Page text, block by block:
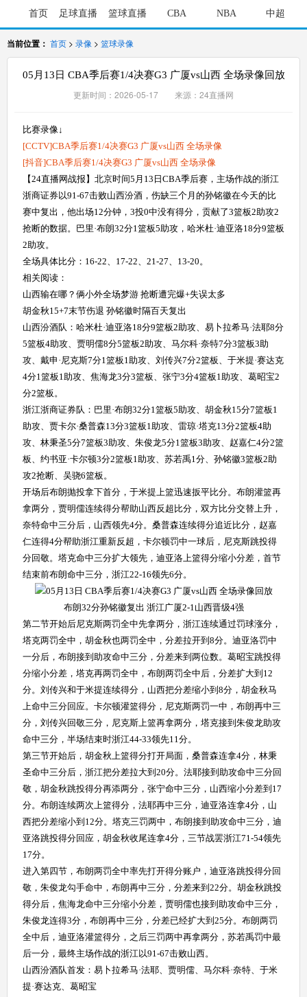
首页 足球直播 篮球直播 CBA NBA 中超
当前位置： 首页 > 录像 > 篮球录像
05月13日 CBA季后赛1/4决赛G3 广厦vs山西 全场录像回放
更新时间：2026-05-17 来源：24直播网
比赛录像↓
[CCTV]CBA季后赛1/4决赛G3 广厦vs山西 全场录像
[抖音]CBA季后赛1/4决赛G3 广厦vs山西 全场录像
【24直播网战报】北京时间5月13日CBA季后赛，主场作战的浙江
浙商证券以91-67击败山西汾酒，伤缺三个月的孙铭徽在今天的比
赛中复出，他出场12分钟，3投0中没有得分，贡献了3篮板2助攻2
抢断的数据。巴里·布朗32分1篮板5助攻，哈米杜·迪亚洛18分9篮板
2助攻。
全场具体比分：16-22、17-22、21-27、13-20。
相关阅读：
山西输在哪？俩小外全场梦游 抢断遭完爆+失误太多
胡金秋15+7末节伤退 孙铭徽时隔百天复出
山西汾酒队：哈米杜·迪亚洛18分9篮板2助攻、易卜拉希马·法耶8分
5篮板4助攻、贾明儒8分5篮板2助攻、马尔科·奈特7分3篮板3助
攻、戴申·尼克斯7分1篮板1助攻、刘传兴7分2篮板、于米提·赛达克
4分1篮板1助攻、焦海龙3分3篮板、张宁3分4篮板1助攻、葛昭宝2
分2篮板。
浙江浙商证券队：巴里·布朗32分1篮板5助攻、胡金秋15分7篮板1
助攻、贾卡尔·桑普森13分3篮板1助攻、雷琼·塔克13分2篮板4助
攻、林秉圣5分7篮板3助攻、朱俊龙5分1篮板3助攻、赵嘉仁4分2篮
板、约书亚·卡尔顿3分2篮板1助攻、苏若禹1分、孙铭徽3篮板2助
攻2抢断、吴骁6篮板。
开场后布朗抛投拿下首分，于米提上篮迅速扳平比分。布朗灌篮再
拿两分，贾明儒连续得分帮助山西反超比分，双方比分交替上升，
奈特命中三分后，山西领先4分。桑普森连续得分追近比分，赵嘉
仁连得4分帮助浙江重新反超，卡尔顿罚中一球后，尼克斯跳投得
分回敬。塔克命中三分扩大领先，迪亚洛上篮得分缩小分差，首节
结束前布朗命中三分，浙江22-16领先6分。
布朗32分孙铭徽复出 浙江广厦2-1山西晋级4强
第二节开始后尼克斯两罚全中先拿两分，浙江连续通过罚球涨分，
塔克两罚全中，胡金秋也两罚全中，分差拉开到8分。迪亚洛罚中
一分后，布朗接到助攻命中三分，分差来到两位数。葛昭宝跳投得
分缩小分差，塔克再两罚全中，布朗两罚全中后，分差扩大到12
分。刘传兴和于米提连续得分，山西把分差缩小到8分，胡金秋马
上命中三分回应。卡尔顿灌篮得分，尼克斯两罚一中，布朗再中三
分，刘传兴回敬三分，尼克斯上篮再拿两分，塔克接到朱俊龙助攻
命中三分，半场结束时浙江44-33领先11分。
第三节开始后，胡金秋上篮得分打开局面，桑普森连拿4分，林秉
圣命中三分后，浙江把分差拉大到20分。法耶接到助攻命中三分回
敬，胡金秋跳投得分再添两分，张宁命中三分，山西缩小分差到17
分。布朗连续两次上篮得分，法耶再中三分，迪亚洛连拿4分，山
西把分差缩小到12分。塔克三罚两中，布朗接到助攻命中三分，迪
亚洛跳投得分回应，胡金秋收尾连拿4分，三节战罢浙江71-54领先
17分。
进入第四节，布朗两罚全中率先打开得分账户，迪亚洛跳投得分回
敬，朱俊龙勾手命中，布朗再中三分，分差来到22分。胡金秋跳投
得分后，焦海龙命中三分缩小分差，贾明儒也接到助攻命中三分，
朱俊龙连得3分，布朗再中三分，分差已经扩大到25分。布朗两罚
全中后，迪亚洛灌篮得分，之后三罚两中再拿两分，苏若禹罚中最
后一分，最终主场作战的浙江以91-67击败山西。
山西汾酒队首发：易卜拉希马·法耶、贾明儒、马尔科·奈特、于米
提·赛达克、葛昭宝